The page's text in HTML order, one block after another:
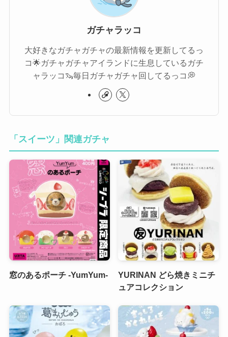
ガチャラッコ
大好きなガチャガチャの最新情報を更新してるっ
コ🌟ガチャガチャアイランドに生息しているガチ
ャラッコ🦦毎日ガチャガチャ回してるっコ💭
「スイーツ」関連ガチャ
窓のあるポーチ -YumYum-
YURINAN どら焼きミニチ
ュアコレクション